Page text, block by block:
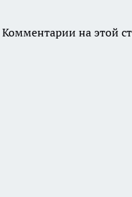
Комментарии на этой